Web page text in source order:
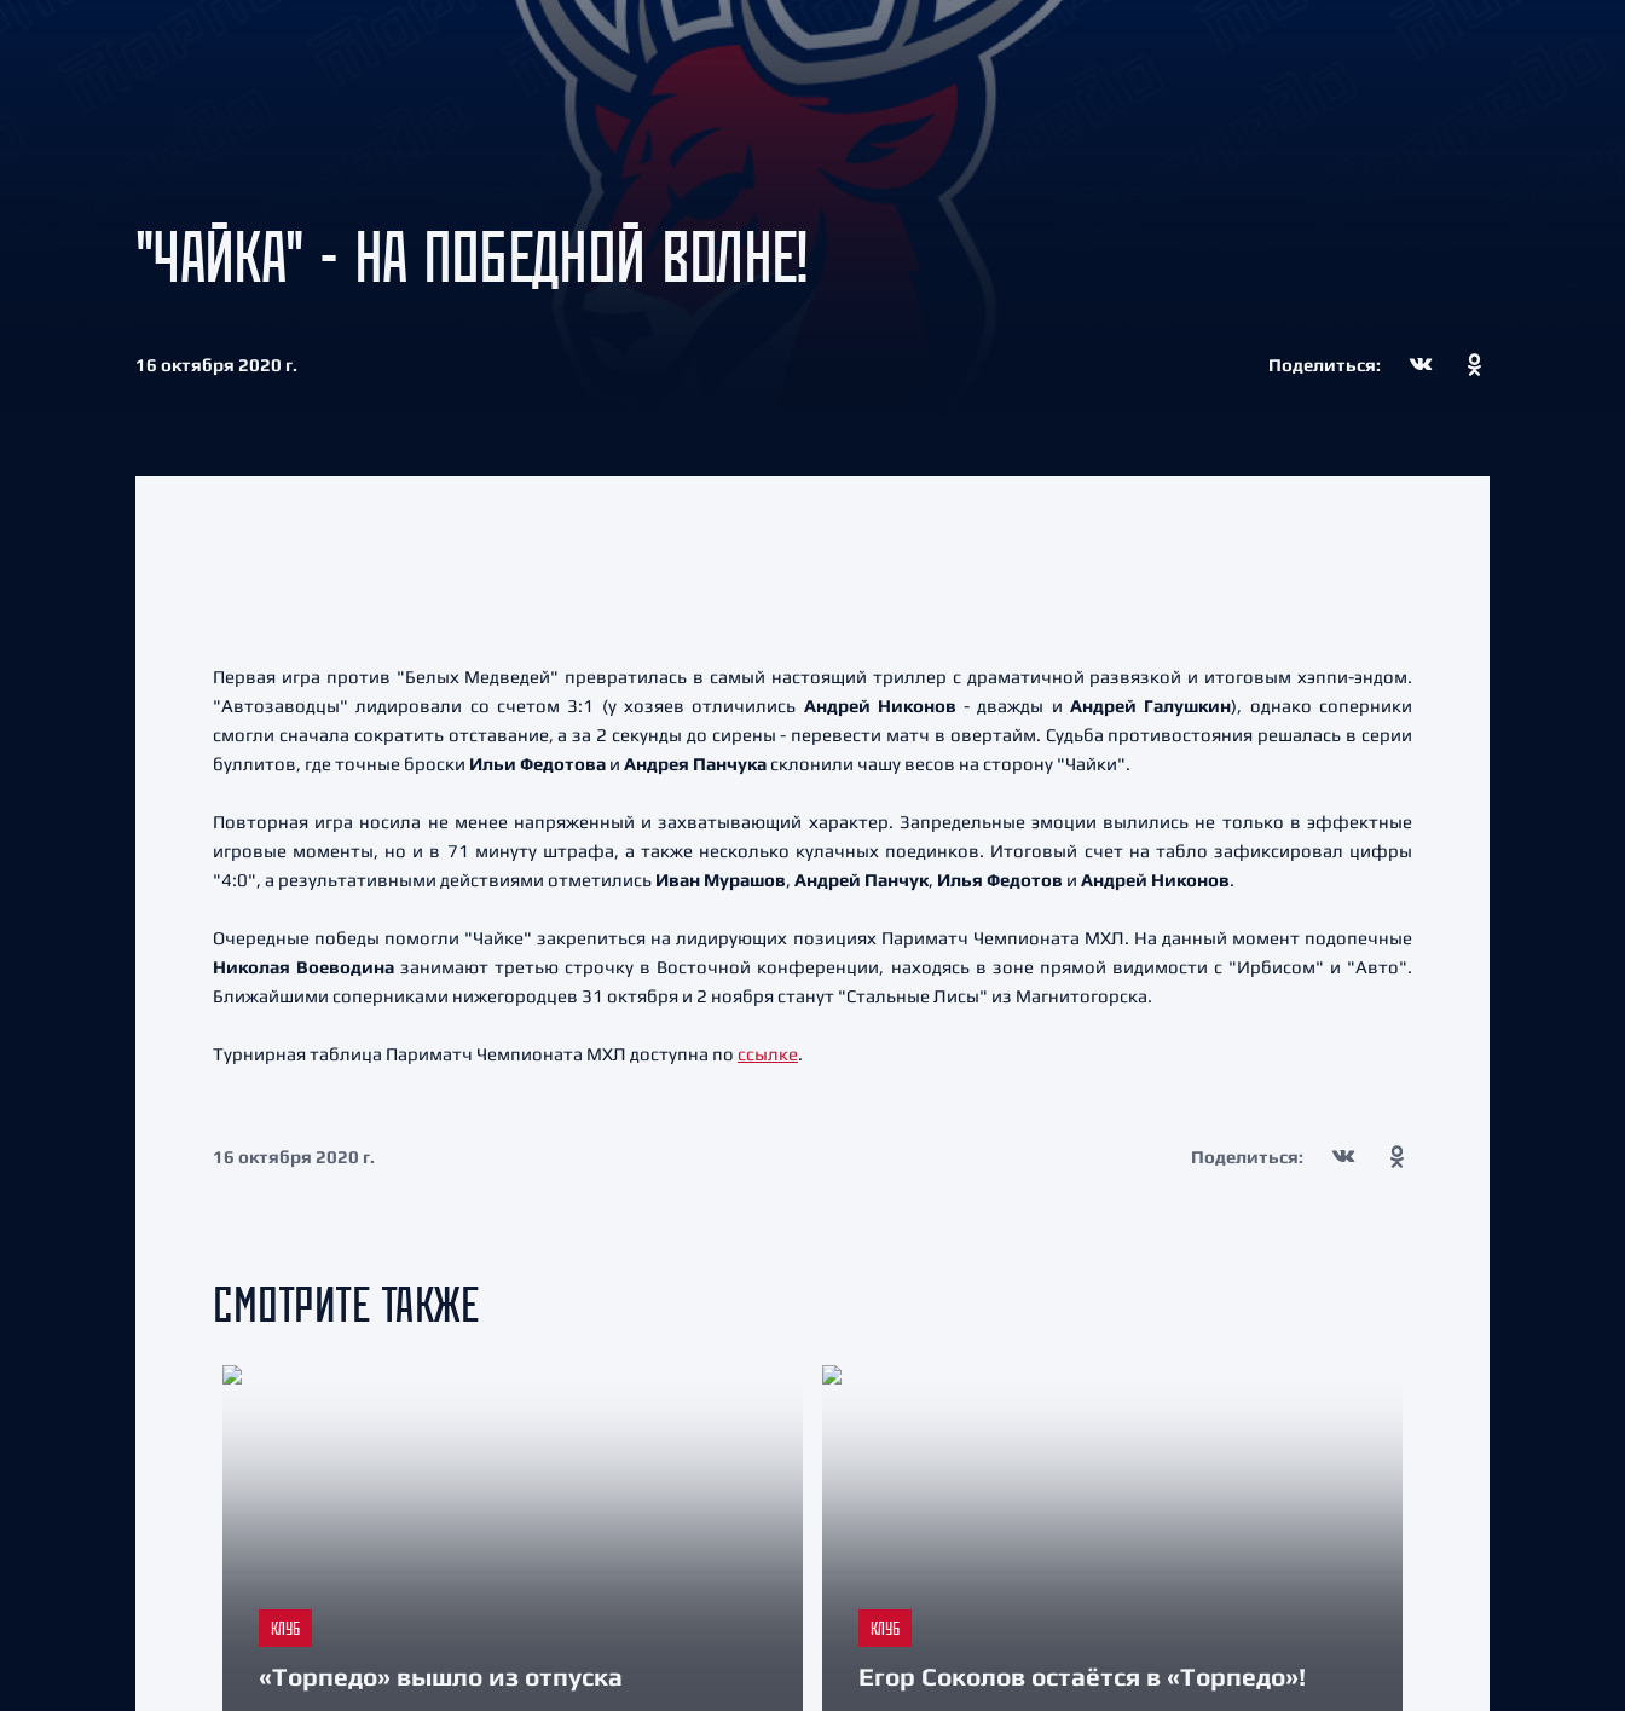
Амур
Барыс
Салават Юлаев
Сибирь
"ЧАЙКА" - НА ПОБЕДНОЙ ВОЛНЕ!
16 октября 2020 г. Поделиться:
Первая игра против "Белых Медведей" превратилась в самый настоящий триллер с драматичной развязкой и итоговым хэппи-эндом.
"Автозаводцы" лидировали со счетом 3:1 (у хозяев отличились Андрей Никонов - дважды иАндрей Галушкин), однако соперники
смогли сначала сократить отставание, а за 2 секунды до сирены - перевести матч в овертайм. Судьба противостояния решалась в серии
буллитов, где точные броски Ильи Федотова и Андрея Панчука склонили чашу весов на сторону "Чайки".
Повторная игра носила не менее напряженный и захватывающий характер. Запредельные эмоции вылились не только в эффектные
игровые моменты, но и в 71 минуту штрафа, а также несколько кулачных поединков. Итоговый счет на табло зафиксировал цифры
"4:0", а результативными действиями отметились Иван Мурашов, Андрей Панчук, Илья Федотов и Андрей Никонов.
Очередные победы помогли "Чайке" закрепиться на лидирующих позициях Париматч Чемпионата МХЛ. На данный момент подопечные
Николая Воеводина занимают третью строчку в Восточной конференции, находясь в зоне прямой видимости с "Ирбисом" и "Авто".
Ближайшими соперниками нижегородцев 31 октября и 2 ноября станут "Стальные Лисы" из Магнитогорска.
Турнирная таблица Париматч Чемпионата МХЛ доступна по ссылке.
16 октября 2020 г. Поделиться:
СМОТРИТЕ ТАКЖЕ
КЛУБ
«Торпедо» вышло из отпуска
КЛУБ
Егор Соколов остаётся в «Торпедо»!